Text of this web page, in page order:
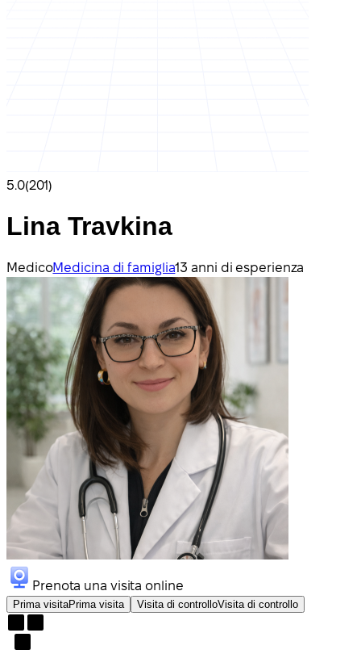
5.0(201)
Lina Travkina
MedicoMedicina di famiglia13 anni di esperienza
Prenota una visita online
Prima visitaPrima visita Visita di controlloVisita di controllo